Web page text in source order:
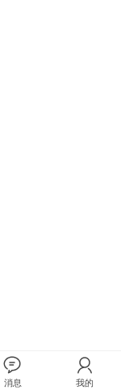
消息 我的